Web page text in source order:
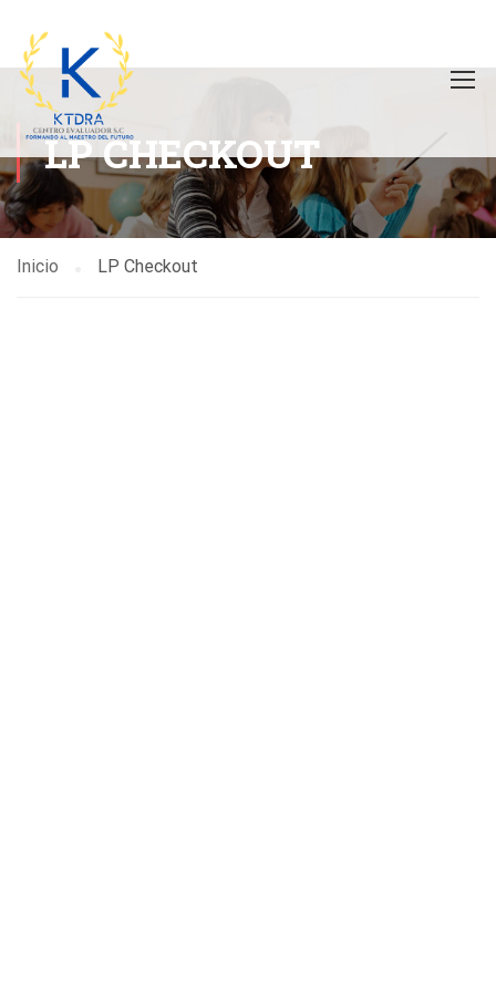
LP CHECKOUT
Inicio LP Checkout